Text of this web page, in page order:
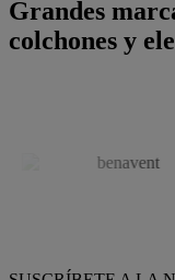
Grandes
colchones y